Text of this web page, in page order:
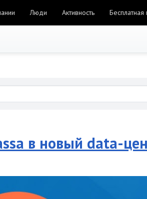
Люди Активность
в новый data-